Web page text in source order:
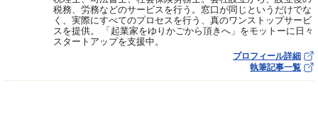
税務、労務などのサービスを行う。窓口が同じというだけでな
く、実際にすべてのプロセスを行う、真のワンストップサービ
スを提供。 「起業家をゆりかごから頂きへ」をモットーに日々
スタートアップを支援中。
プロフィール詳細
執筆記事一覧